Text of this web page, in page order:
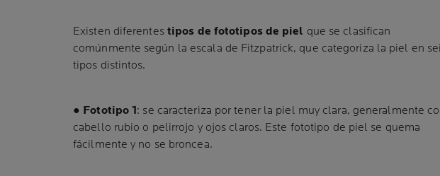
Existen diferentestipos de fototipos de piel que se clasifican
comúnmente según la escala de Fitzpatrick, que categoriza la piel en
tipos distintos.
● Fototipo 1: se caracteriza por tener la piel muy clara, generalmente
cabello rubio o pelirrojo y ojos claros. Este fototipo de piel se quema
fácilmente y no se broncea.